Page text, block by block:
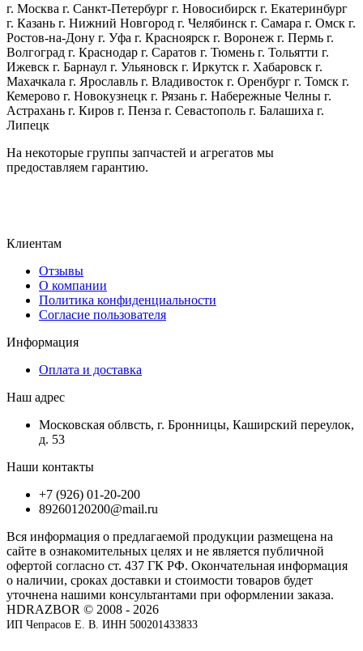
г. Москва г. Санкт-Петербург г. Новосибирск г. Екатеринбург
г. Казань г. Нижний Новгород г. Челябинск г. Самара г. Омск г.
Ростов-на-Дону г. Уфа г. Красноярск г. Воронеж г. Пермь г.
Волгоград г. Краснодар г. Саратов г. Тюмень г. Тольятти г.
Ижевск г. Барнаул г. Ульяновск г. Иркутск г. Хабаровск г.
Махачкала г. Ярославль г. Владивосток г. Оренбург г. Томск г.
Кемерово г. Новокузнецк г. Рязань г. Набережные Челны г.
Астрахань г. Киров г. Пенза г. Севастополь г. Балашиха г.
Липецк
На некоторые группы запчастей и агрегатов мы
предоставляем гарантию.
Клиентам
Отзывы
О компании
Политика конфиденциальности
Согласие пользователя
Информация
Оплата и доставка
Наш адрес
Московская облвсть, г. Бронницы, Каширский переулок,
д. 53
Наши контакты
+7 (926) 01-20-200
89260120200@mail.ru
Вся информация о предлагаемой продукции размещена на
сайте в ознакомительных целях и не является публичной
офертой согласно ст. 437 ГК РФ. Окончательная информация
о наличии, сроках доставки и стоимости товаров будет
уточнена нашими консультантами при оформлении заказа.
HDRAZBOR © 2008 - 2026
ИП Чепрасов Е. В. ИНН 500201433833